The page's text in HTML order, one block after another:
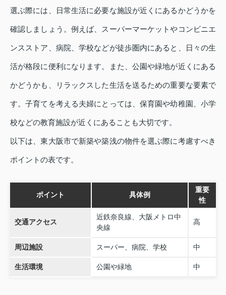
選ぶ際には、日常生活に必要な施設が近くにあるかどうかを
確認しましょう。例えば、スーパーマーケットやコンビニエ
ンスストア、病院、学校などが徒歩圏内にあると、日々の生
活が格段に便利になります。また、公園や緑地が近くにある
かどうかも、リラックスした生活を送るための重要な要素で
す。子育てを考える夫婦にとっては、保育園や幼稚園、小学
校などの教育施設が近くにあることも大切です。
以下は、東大阪市で新築や築浅の物件を選ぶ際に考慮すべき
ポイントの表です。
ポイント 具体例
重要
性
交通アクセス
近鉄奈良線、大阪メトロ中
央線
高
周辺施設 スーパー、病院、学校 中
生活環境 公園や緑地 中